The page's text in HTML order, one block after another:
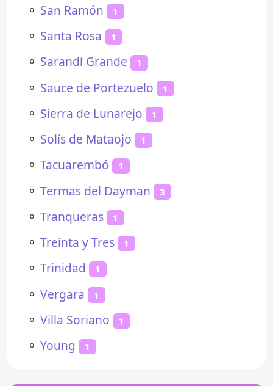
⚬ San Ramón 1
⚬ Santa Rosa 1
⚬ Sarandí Grande 1
⚬ Sauce de Portezuelo 1
⚬ Sierra de Lunarejo 1
⚬ Solís de Mataojo 1
⚬ Tacuarembó 1
⚬ Termas del Dayman 3
⚬ Tranqueras 1
⚬ Treinta y Tres 1
⚬ Trinidad 1
⚬ Vergara 1
⚬ Villa Soriano 1
⚬ Young 1